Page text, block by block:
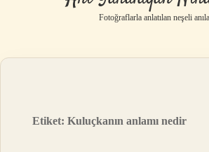
Yasal Uyarı
Fotoğraflarla anlatılan neşeli
Etiket:Kuluçkanın anlamı nedir